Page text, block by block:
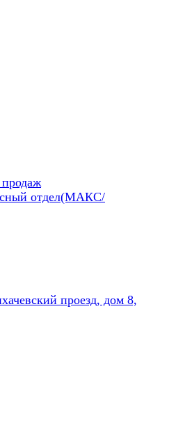
отдел(МАКС/
проезд, дом 8,